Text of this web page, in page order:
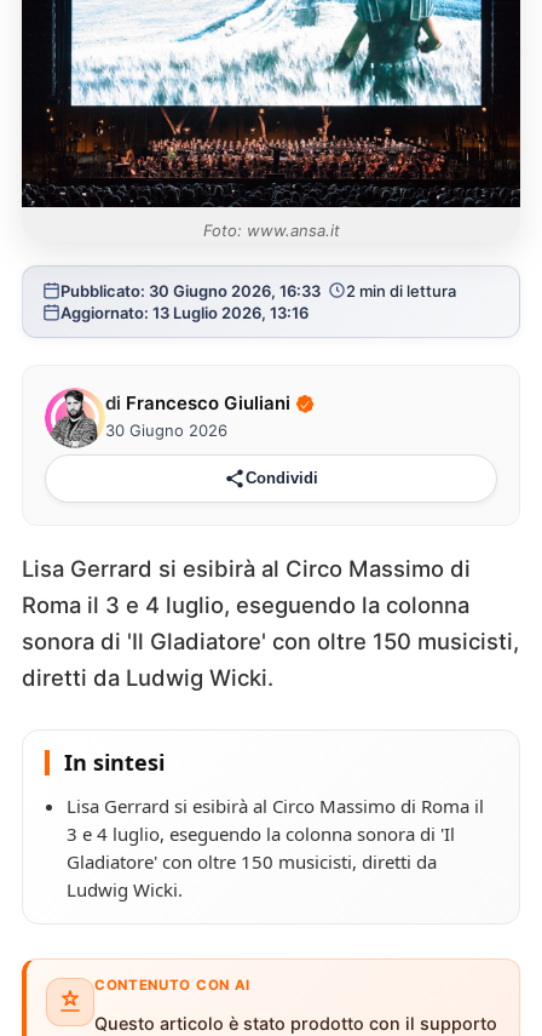
Foto: www.ansa.it
Pubblicato: 30 Giugno 2026, 16:33
2 min di lettura
Aggiornato: 13 Luglio 2026, 13:16
di Francesco Giuliani
30 Giugno 2026
Condividi
Lisa Gerrard si esibirà al Circo Massimo di
Roma il 3 e 4 luglio, eseguendo la colonna
sonora di 'Il Gladiatore' con oltre 150 musicisti,
diretti da Ludwig Wicki.
In sintesi
Lisa Gerrard si esibirà al Circo Massimo di Roma il
3 e 4 luglio, eseguendo la colonna sonora di 'Il
Gladiatore' con oltre 150 musicisti, diretti da
Ludwig Wicki.
CONTENUTO CON AI
Questo articolo è stato prodotto con il supporto